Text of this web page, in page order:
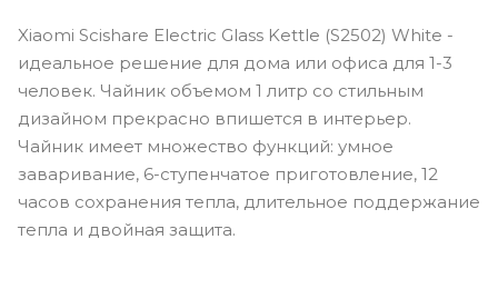
Xiaomi Scishare Electric Glass Kettle (S2502) White -
идеальное решение для дома или офиса для 1-3
человек. Чайник объемом 1 литр со стильным
дизайном прекрасно впишется в интерьер.
Чайник имеет множество функций: умное
заваривание, 6-ступенчатое приготовление, 12
часов сохранения тепла, длительное поддержание
тепла и двойная защита.